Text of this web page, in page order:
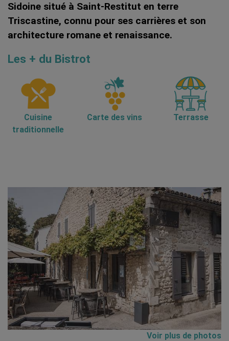
Sidoine situé à Saint-Restitut en terre
Triscastine, connu pour ses carrières et son
architecture romane et renaissance.
Les + du Bistrot
Cuisine
traditionnelle
Carte des vins Terrasse
Voir plus de photos